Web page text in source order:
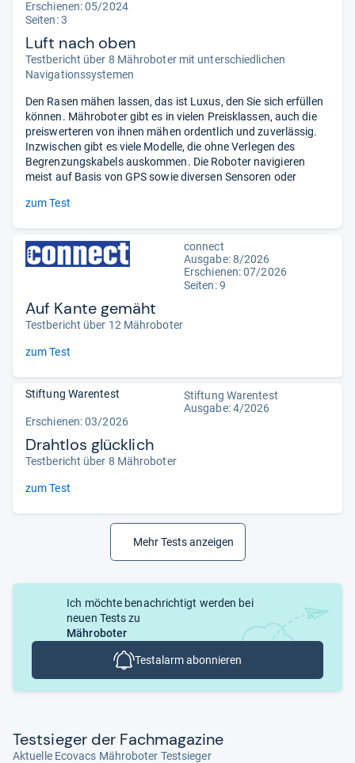
Erschienen: 05/2024
Seiten: 3
Luft nach oben
Testbericht über 8 Mähroboter mit unterschiedlichen
Navigationssystemen
Den Rasen mähen lassen, das ist Luxus, den Sie sich erfüllen
können. Mähroboter gibt es in vielen Preisklassen, auch die
preiswerteren von ihnen mähen ordentlich und zuverlässig.
Inzwischen gibt es viele Modelle, die ohne Verlegen des
Begrenzungskabels auskommen. Die Roboter navigieren
meist auf Basis von GPS sowie diversen Sensoren oder
zum Test
connect
Ausgabe: 8/2026
Erschienen:07/2026
Seiten: 9
Auf Kante gemäht
Testbericht über 12 Mähroboter
zum Test
Stiftung Warentest
Stiftung Warentest
Ausgabe: 4/2026
Erschienen:03/2026
Drahtlos glücklich
Testbericht über 8 Mähroboter
zum Test
Mehr Tests anzeigen
Ich möchte benachrichtigt werden bei
neuen Tests zu
Mähroboter
Testalarm abonnieren
Test­sie­ger der Fach­ma­ga­zine
Aktuelle Ecovacs Mähroboter Testsieger